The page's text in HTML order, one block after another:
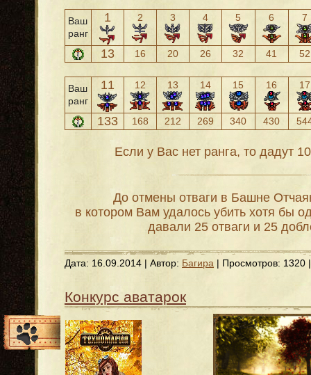
Ваш
ранг
1 2 3 4 5 6 7
13 16 20 26 32 41 52
Ваш
ранг
11 12 13 14 15 16 17
133 168 212 269 340 430
Если у Вас нет ранга, то дадут
До отмены отваги в Башне
в котором Вам удалось убить хотя бы
давали 25 отваги и 25
Дата: 16.09.2014 | Автор: Багира | Просмотров: 1320
Конкурс аватарок